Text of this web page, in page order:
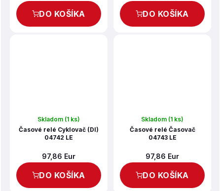
DO KOŠÍKA DO KOŠÍKA
Skladom (1 ks)
Časové relé Cyklovač (DI)
04742 LE
97,86 Eur
DO KOŠÍKA
Skladom (1 ks)
Časové relé Časovač
04743 LE
97,86 Eur
DO KOŠÍKA